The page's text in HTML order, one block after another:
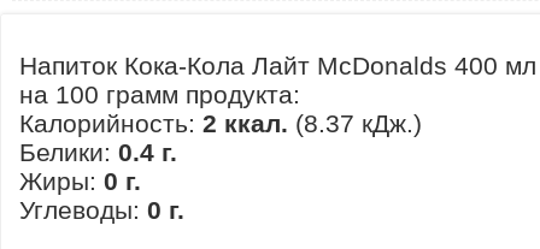
Напиток Кока-Кола Лайт McDonalds 400
на 100 грамм продукта:
Калорийность: 2 ккал. (8.37 кДж.)
Белики: 0.4 г.
Жиры: 0 г.
Углеводы: 0 г.